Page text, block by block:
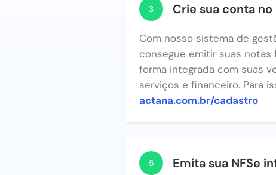
3 Crie sua conta no
Com nosso sistema de
consegue emitir suas notas
forma integrada com suas
serviços e financeiro. Para
actana.com.br/cadastro
5 Emita sua NFSe